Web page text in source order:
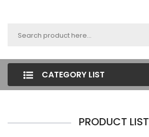
CATEGORY LIST
PRODUCT LIST